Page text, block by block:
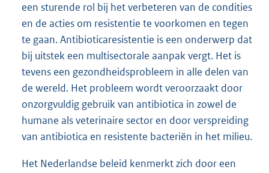
een sturende rol bij het verbeteren van de condities
en de acties om resistentie te voorkomen en tegen
te gaan. Antibioticaresistentie is een onderwerp dat
bij uitstek een multisectorale aanpak vergt. Het is
tevens een gezondheidsprobleem in alle delen van
de wereld. Het probleem wordt veroorzaakt door
onzorgvuldig gebruik van antibiotica in zowel de
humane als veterinaire sector en door verspreiding
van antibiotica en resistente bacteriën in het milieu.
Het Nederlandse beleid kenmerkt zich door een